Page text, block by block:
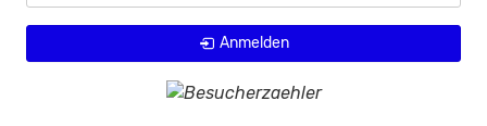
Anmelden